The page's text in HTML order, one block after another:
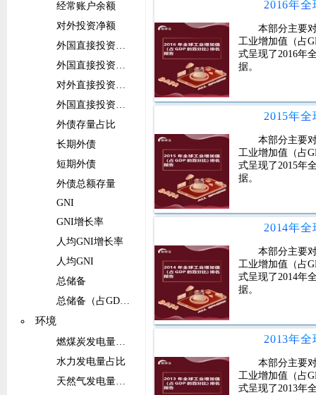
经常账户余额
对外投资净额
外国直接投资净流入占比
外国直接投资净流入
对外直接投资净流出占比
外国直接投资净流出
外债存量占比
长期外债
短期外债
外债总额存量
GNI
GNI增长率
人均GNI增长率
人均GNI
总储备
总储备（占GDP的比重）
环境
燃煤炭发电量占比
水力发电量占比
天然气发电量占比
本部分主要
工业增加值（占
式呈现了2016年
据。
本部分主要
工业增加值（占
式呈现了2015年
据。
本部分主要
工业增加值（占
式呈现了2014年
据。
本部分主要
工业增加值（占
式呈现了2013年